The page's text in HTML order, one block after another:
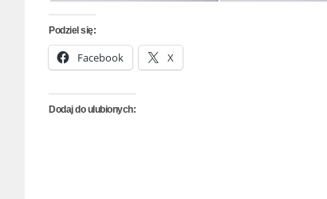
Podziel się:
Facebook X
Dodaj do ulubionych: